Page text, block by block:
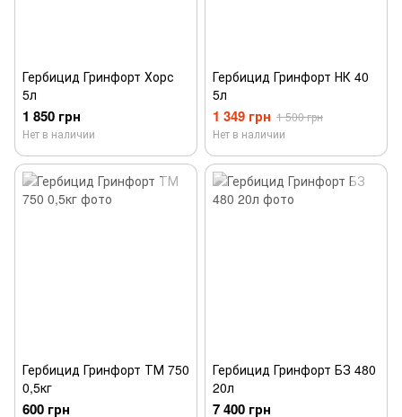
Гербицид Гринфорт Хорс
5л
1 850 грн
Нет в наличии
Гербицид Гринфорт НК 40
5л
1 349 грн 1 500 грн
Нет в наличии
Гербицид Гринфорт ТМ 750
0,5кг
600 грн
Гербицид Гринфорт БЗ 480
20л
7 400 грн